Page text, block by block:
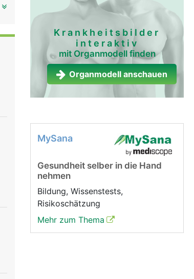
Krankheitsbilder
interaktiv
mit Organmodell finden
Organmodell anschauen
MySana
Gesundheit selber in die Hand
nehmen
Bildung, Wissenstests,
Risikoschätzung
Mehr zum Thema